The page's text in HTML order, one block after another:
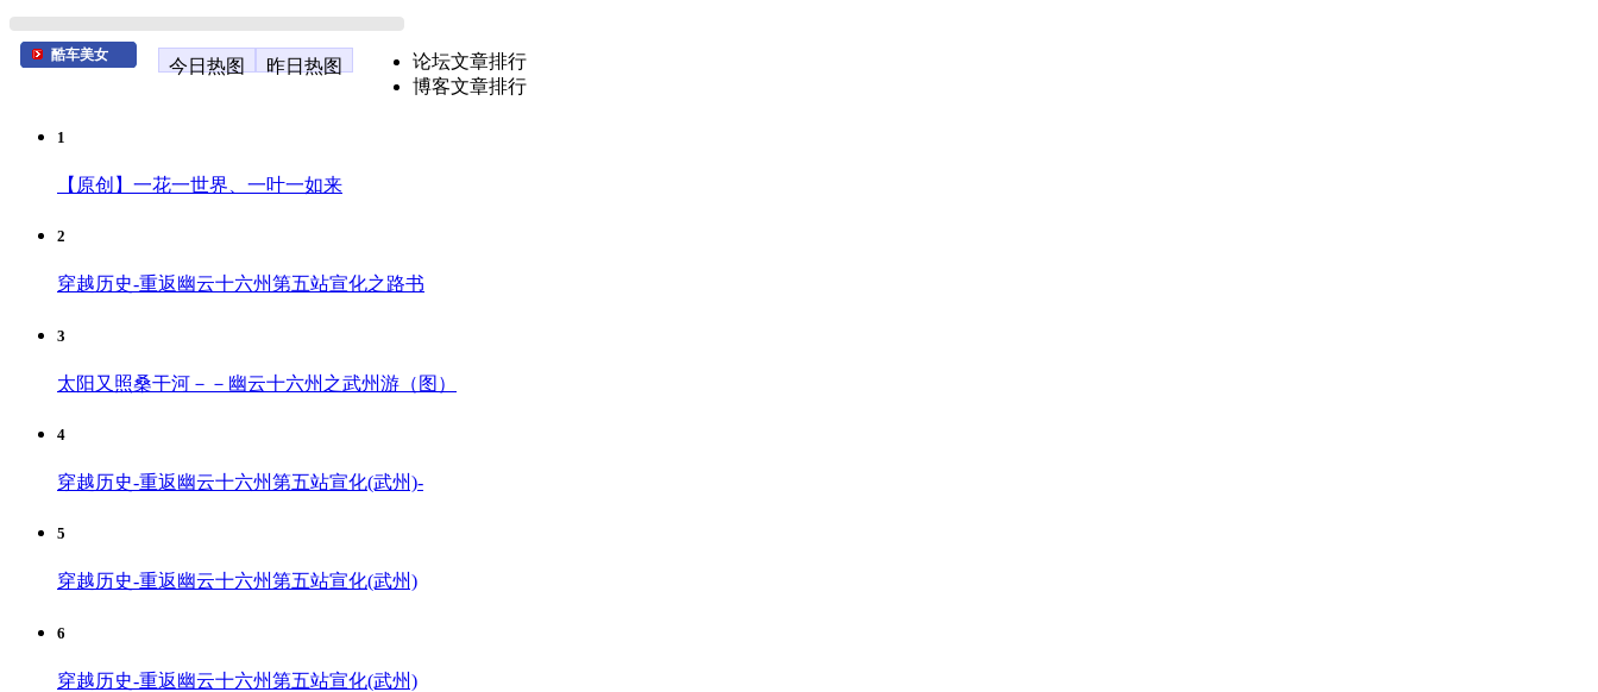
酷车美女
今日热图 昨日热图
论坛文章排行
博客文章排行
1
【原创】一花一世界、一叶一如来
2
穿越历史-重返幽云十六州第五站宣化之路书
3
太阳又照桑干河－－幽云十六州之武州游（图）
4
穿越历史-重返幽云十六州第五站宣化(武州)-
5
穿越历史-重返幽云十六州第五站宣化(武州)
6
穿越历史-重返幽云十六州第五站宣化(武州)